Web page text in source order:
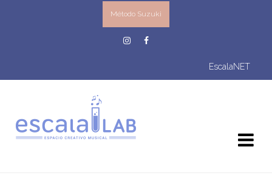
Método Suzuki
EscalaNET